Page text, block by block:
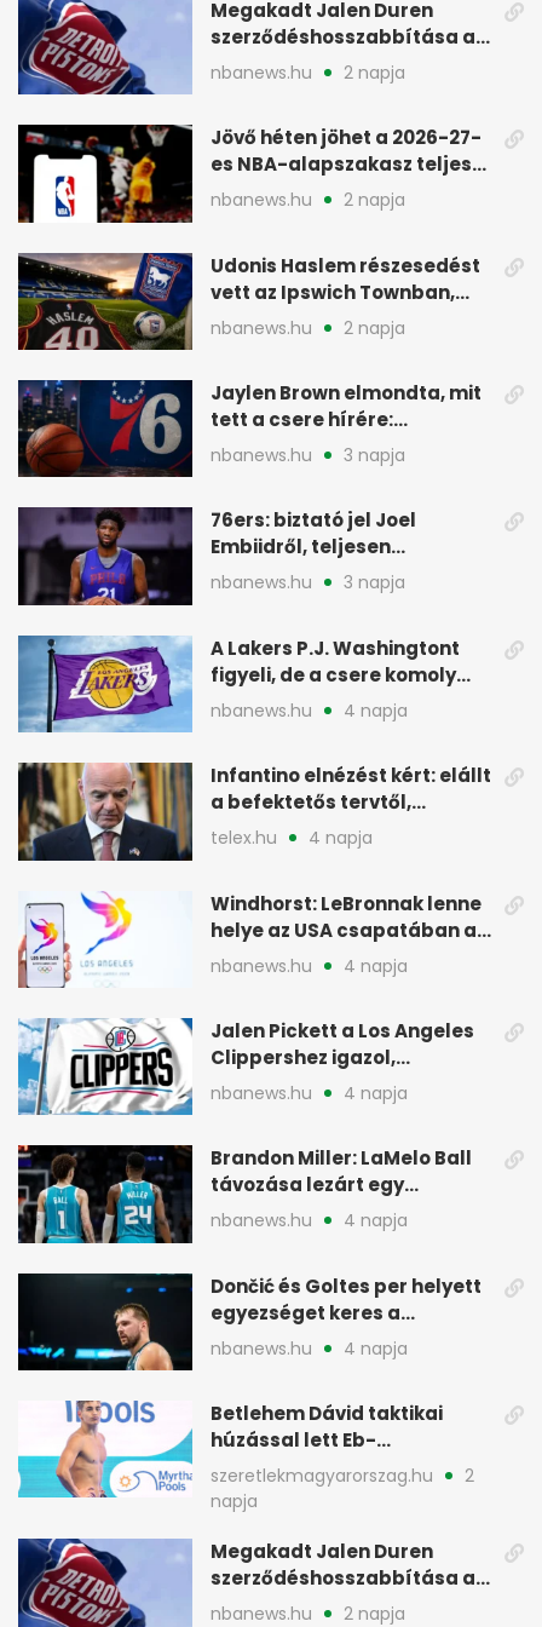
Megakadt Jalen Duren
szerződéshosszabbítása a
Detroit Pistonsnál
nbanews.hu 2 napja
Jövő héten jöhet a 2026-27-
es NBA-alapszakasz teljes
menetrendje
nbanews.hu 2 napja
Udonis Haslem részesedést
vett az Ipswich Townban,
Premier League-szereplés
nbanews.hu 2 napja
Jaylen Brown elmondta, mit
tett a csere hírére:
elhajította a telefonját
nbanews.hu 3 napja
76ers: biztató jel Joel
Embiidről, teljesen
egészségesen készül
nbanews.hu 3 napja
A Lakers P.J. Washingtont
figyeli, de a csere komoly
akadályokba ütközhet
nbanews.hu 4 napja
Infantino elnézést kért: elállt
a befektetős tervtől,
maradhat FIFA-elnök
telex.hu 4 napja
Windhorst: LeBronnak lenne
helye az USA csapatában a
2028-as olimpián
nbanews.hu 4 napja
Jalen Pickett a Los Angeles
Clippershez igazol,
kétirányú szerződéssel
nbanews.hu 4 napja
Brandon Miller: LaMelo Ball
távozása lezárt egy
korszakot a Hornetsnél
nbanews.hu 4 napja
Dončić és Goltes per helyett
egyezséget keres a
gyerekügyben
nbanews.hu 4 napja
Betlehem Dávid taktikai
húzással lett Eb-
aranyérmes Párizsban
szeretlekmagyarorszag.hu
2
napja
Megakadt Jalen Duren
szerződéshosszabbítása a
Detroit Pistonsnál
nbanews.hu 2 napja